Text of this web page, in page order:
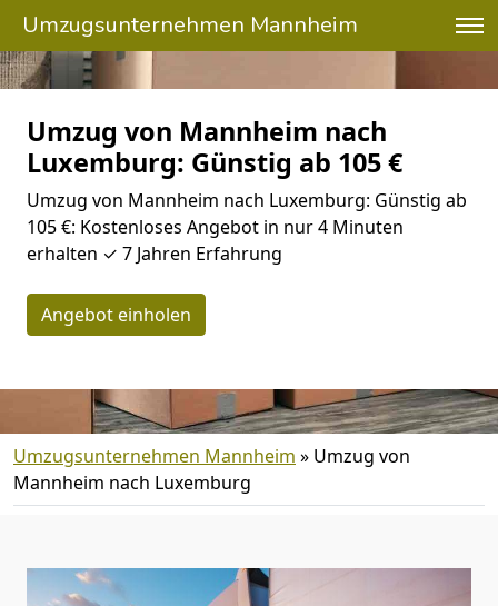
Umzugsunternehmen Mannheim
Umzug von Mannheim nach
Luxemburg: Günstig ab 105 €
Umzug von Mannheim nach Luxemburg: Günstig ab
105 €: Kostenloses Angebot in nur 4 Minuten
erhalten ✓ 7 Jahren Erfahrung
Angebot einholen
Umzugsunternehmen Mannheim » Umzug von
Mannheim nach Luxemburg